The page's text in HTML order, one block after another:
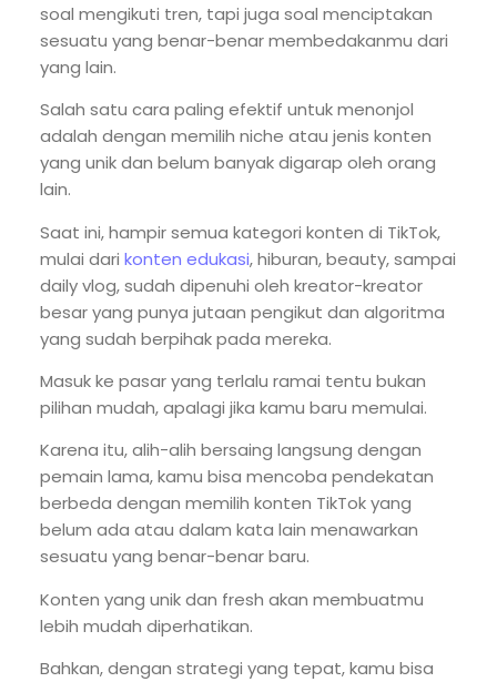
soal mengikuti tren, tapi juga soal menciptakan
sesuatu yang benar-benar membedakanmu dari
yang lain.
Salah satu cara paling efektif untuk menonjol
adalah dengan memilih niche atau jenis konten
yang unik dan belum banyak digarap oleh orang
lain.
Saat ini, hampir semua kategori konten di TikTok,
mulai dari konten edukasi, hiburan, beauty, sampai
daily vlog, sudah dipenuhi oleh kreator-kreator
besar yang punya jutaan pengikut dan algoritma
yang sudah berpihak pada mereka.
Masuk ke pasar yang terlalu ramai tentu bukan
pilihan mudah, apalagi jika kamu baru memulai.
Karena itu, alih-alih bersaing langsung dengan
pemain lama, kamu bisa mencoba pendekatan
berbeda dengan memilih konten TikTok yang
belum ada atau dalam kata lain menawarkan
sesuatu yang benar-benar baru.
Konten yang unik dan fresh akan membuatmu
lebih mudah diperhatikan.
Bahkan, dengan strategi yang tepat, kamu bisa